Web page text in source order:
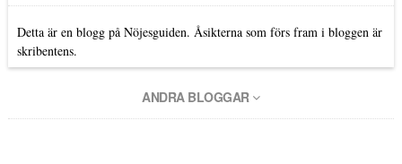
Detta är en blogg på Nöjesguiden. Åsikterna som förs fram i bloggen är
skribentens.
ANDRA BLOGGAR